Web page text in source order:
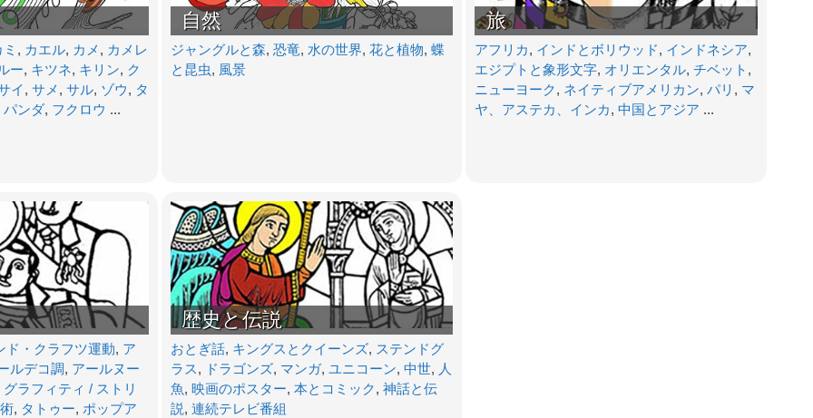
, カエル, カメ , カメレ
ー, キツネ, キリン, ク
イ, サメ , サル, ゾウ, タ
パンダ, フクロウ ...
自然
ジャングルと森,恐竜, 水の世界,花と植物,蝶
と昆虫, 風景
旅
アフリカ, インドとボリウッド, インドネシア,
エジプトと象形文字, オリエンタル,チベット ,
ニューヨーク, ネイティブアメリカン,パリ , マ
ヤ、アステカ、インカ,中国とアジア ...
ド・クラフツ運動, ア
ルデコ調, アールヌー
グラフィティ / ストリ
, タトゥー, ポップア
歴史と伝説
おとぎ話, キングスとクイーンズ, ステンドグ
ラス, ドラゴンズ, マンガ,ユニコーン,中世, 人
魚,映画のポスター,本とコミック,神話と伝
説,連続テレビ番組